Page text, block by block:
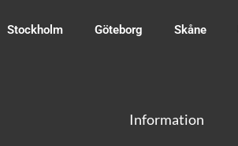
Stockholm Göteborg Skåne
Information